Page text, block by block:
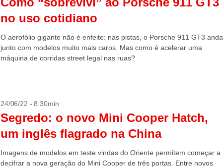
no uso cotidiano
O aerofólio gigante não é enfeite: nas pistas, o Porsche 911 GT3 anda
junto com modelos muito mais caros. Mas como é acelerar uma
máquina de corridas street legal nas ruas?
24/06/22 - 8:30min
Segredo: o novo Mini Cooper Hatch,
um inglês flagrado na China
Imagens de modelos em teste vindas do Oriente permitem começar a
decifrar a nova geração do Mini Cooper de três portas. Entre novos